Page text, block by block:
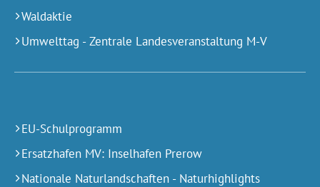
Waldaktie
Umwelttag - Zentrale Landesveranstaltung M-V
EU-Schulprogramm
Ersatzhafen MV: Inselhafen Prerow
Nationale Naturlandschaften - Naturhighlights